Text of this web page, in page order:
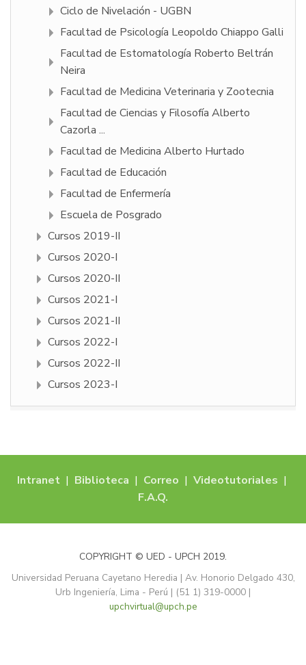
Ciclo de Nivelación - UGBN
Facultad de Psicologí­a Leopoldo Chiappo Galli
Facultad de Estomatología Roberto Beltrán
Neira
Facultad de Medicina Veterinaria y Zootecnia
Facultad de Ciencias y Filosofí­a Alberto
Cazorla ...
Facultad de Medicina Alberto Hurtado
Facultad de Educación
Facultad de Enfermería
Escuela de Posgrado
Cursos 2019-II
Cursos 2020-I
Cursos 2020-II
Cursos 2021-I
Cursos 2021-II
Cursos 2022-I
Cursos 2022-II
Cursos 2023-I
Intranet| Biblioteca | Correo | Videotutoriales |
F.A.Q.
COPYRIGHT © UED - UPCH 2019.
Universidad Peruana Cayetano Heredia | Av. Honorio Delgado 430,
Urb Ingeniería, Lima - Perú | (51 1) 319-0000 |
upchvirtual@upch.pe